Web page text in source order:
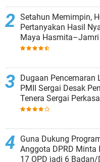
Setahun Memimpin,
Pertanyakan Hasil
Maya Hasmita–Jamri
Dugaan Pencemaran
PMII Sergai Desak
Tenera Sergai
Melanggar
Guna Dukung
Anggota DPRD Minta
17 OPD jadi 6